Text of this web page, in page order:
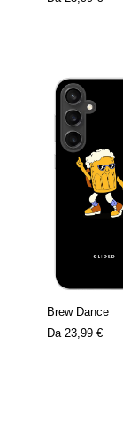
Brew Dance
Da 23,99 €